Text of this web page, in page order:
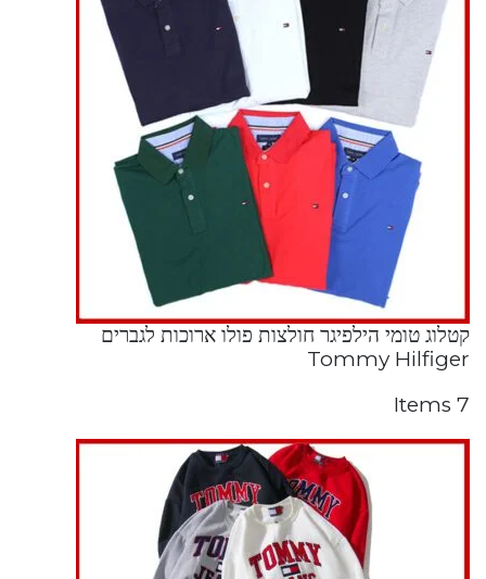
קטלוג טומי הילפיגר חולצות פולו ארוכות לגברים
Tommy Hilfiger
7 Items